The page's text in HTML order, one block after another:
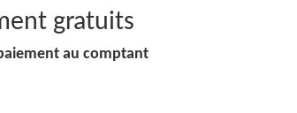
gratuits
au comptant